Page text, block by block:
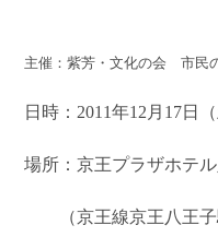
主催：紫芳・文化の会 市民
日時：2011年12月17日
場所：京王プラザホ
（京王線京王八王子